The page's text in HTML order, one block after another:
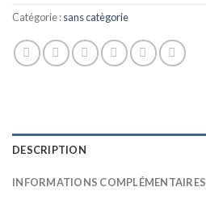
Catégorie :sans catègorie
DESCRIPTION
INFORMATIONS COMPLÉMENTAIRES